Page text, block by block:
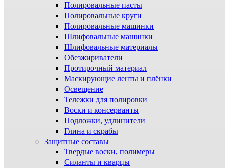
Полировальные пасты
Полировальные круги
Полировальные машинки
Шлифовальные машинки
Шлифовальные материалы
Обезжириватели
Протирочный материал
Маскирующие ленты и плёнки
Освещение
Тележки для полировки
Воски и консерванты
Подложки, удлинители
Глина и скрабы
Защитные составы
Твердые воски, полимеры
Силанты и кварцы